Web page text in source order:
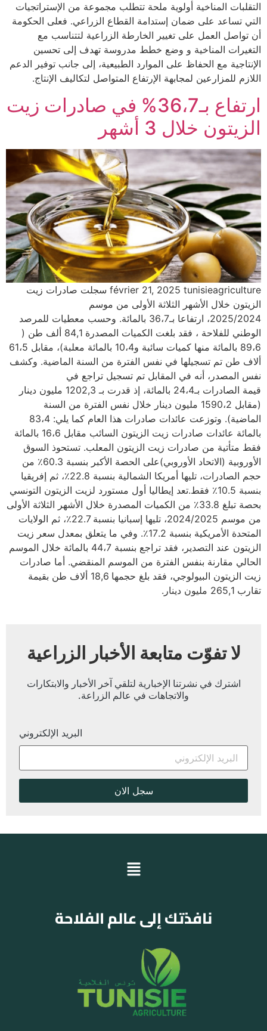
التقلبات المناخية أولوية ملحة تتطلب مجموعة من الإستراتجيات
التي تساعد على ضمان إستدامة القطاع الزراعي. فعلى الحكومة
أن تواصل العمل على تغيير الخارطة الزراعية لتتناسب مع
التغيرات المناخية و وضع خطط مدروسة تهدف إلى تحسين
الإنتاجية مع الحفاظ على الموارد الطبيعية، إلى جانب توفير الدعم
اللازم للمزارعين لمجابهة الإرتفاع المتواصل لتكاليف الإنتاج.
ارتفاع بـ36،7% في صادرات زيت
الزيتون خلال 3 أشهر
février 21, 2025 tunisieagriculture سجلت صادرات زيت
الزيتون خلال الأشهر الثلاثة الأولى من موسم
2025/2024، ارتفاعا بـ36،7 بالمائة. وحسب معطيات للمرصد
الوطني للفلاحة ، فقد بلغت الكميات المصدرة 84,1 ألف طن (
89،6 بالمائة منها كميات سائبة و10،4 بالمائة معلبة)، مقابل 61،5
ألاف طن تم تسجيلها في نفس الفترة من السنة الماضية. وكشف
نفس المصدر، أنه في المقابل تم تسجيل تراجع في
قيمة الصادرات بـ24،4 بالمائة، إذ قدرت بـ 1202,3 مليون دينار
(مقابل 1590،2 مليون دينار خلال نفس الفترة من السنة
الماضية). وتوزعت عائدات صادرات هذا العام كما يلي: 83،4
بالمائة عائدات صادرات زيت الزيتون السائب مقابل 16،6 بالمائة
فقط متأتية من صادرات زيت الزيتون المعلب. تستحوذ السوق
الأوروبية (الاتحاد الأوروبي)على الحصة الأكبر بنسبة 60.3٪ من
حجم الصادرات، تليها أمريكا الشمالية بنسبة 22.8٪، ثم إفريقيا
بنسبة 10.5٪ فقط.تعد إيطاليا أول مستورد لزيت الزيتون التونسي
بحصة تبلغ 33.8٪ من الكميات المصدرة خلال الأشهر الثلاثة الأولى
من موسم 2024/2025، تليها إسبانيا بنسبة 22.7٪، ثم الولايات
المتحدة الأمريكية بنسبة 17.2٪. وفي ما يتعلق بمعدل سعر زيت
الزيتون عند التصدير، فقد تراجع بنسبة 44،7 بالمائة خلال الموسم
الحالي مقارنة بنفس الفترة من الموسم المنقضي. أما صادرات
زيت الزيتون البيولوجي، فقد بلغ حجمها 18,6 ألاف طن بقيمة
تقارب 265,1 مليون دينار.
لا تفوّت متابعة الأخبار الزراعية
اشترك في نشرتنا الإخبارية لتلقي آخر الأخبار والابتكارات
والاتجاهات في عالم الزراعة.
البريد الإلكتروني
نافذتك إلى عالم الفلاحة